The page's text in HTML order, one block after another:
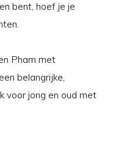
bent, hoef je je
Pham met
belangrijke,
voor jong en oud met